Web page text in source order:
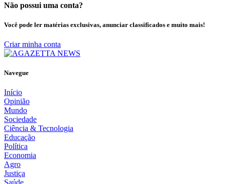
Não possui uma conta?
Você pode ler matérias exclusivas, anunciar classificados e muito mais!
Criar minha conta
Navegue
Início
Opinião
Mundo
Sociedade
Ciência & Tecnologia
Educação
Política
Economia
Agro
Justiça